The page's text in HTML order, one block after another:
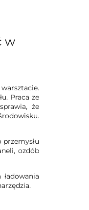
w
Praca ze
że
ozdób